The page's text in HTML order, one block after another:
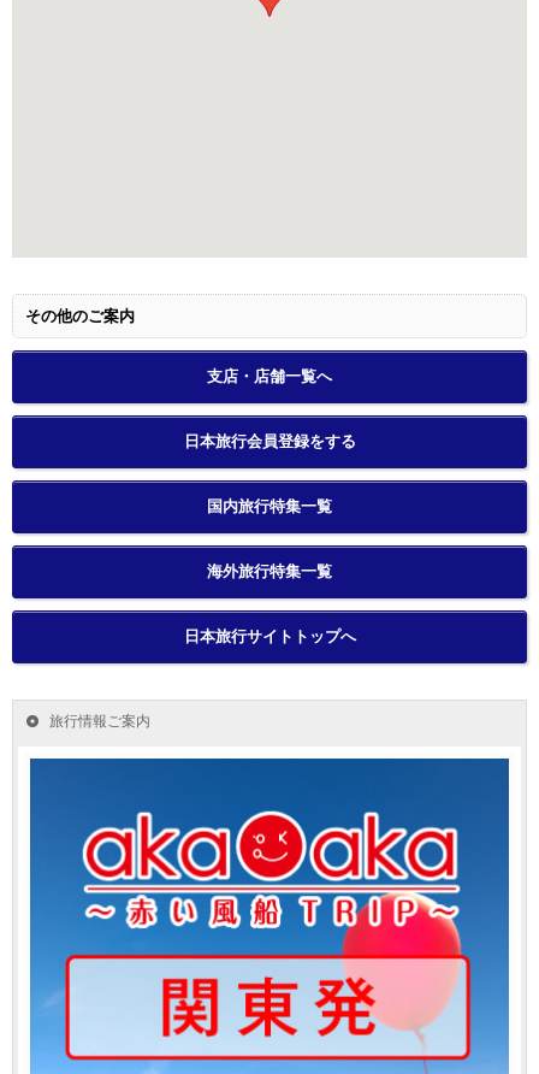
その他のご案内
支店・店舗一覧へ
日本旅行会員登録をする
国内旅行特集一覧
海外旅行特集一覧
日本旅行サイトトップへ
旅行情報ご案内